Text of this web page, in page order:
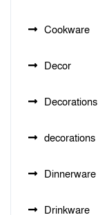
Cookware
Decor
Decorations
decorations
Dinnerware
Drinkware